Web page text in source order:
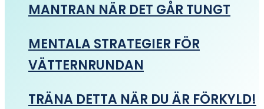
MANTRAN NÄR DET GÅR TUNGT
MENTALA STRATEGIER FÖR
VÄTTERNRUNDAN
TRÄNA DETTA NÄR DU ÄR FÖRKYLD!